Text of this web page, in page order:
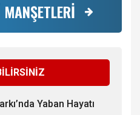
Yaban Hayatı